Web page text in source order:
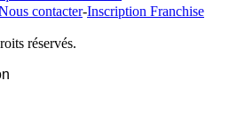
contacter-Inscription Franchise
réservés.